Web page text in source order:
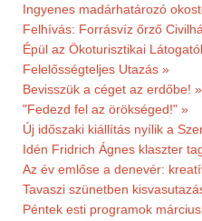
Ingyenes madárhatározó
Felhívás: Forrásvíz őrző
Épül az Ökoturisztikai
Felelősségteljes Utazás »
Bevisszük a céget az erdőbe! »
"Fedezd fel az örökséged!" »
Új időszaki kiállítás nyílik a
Idén Fridrich Ágnes klaszter
Az év emlőse a denevér:
Tavaszi szünetben
Péntek esti programok